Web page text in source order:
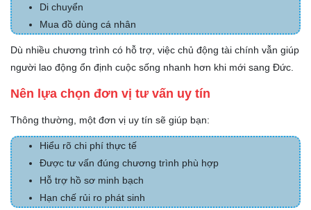
Di chuyển
Mua đồ dùng cá nhân
Dù nhiều chương trình có hỗ trợ, việc chủ động tài chính vẫn giúp
người lao động ổn định cuộc sống nhanh hơn khi mới sang Đức.
Nên lựa chọn đơn vị tư vấn uy tín
Thông thường, một đơn vị uy tín sẽ giúp bạn:
Hiểu rõ chi phí thực tế
Được tư vấn đúng chương trình phù hợp
Hỗ trợ hồ sơ minh bạch
Hạn chế rủi ro phát sinh